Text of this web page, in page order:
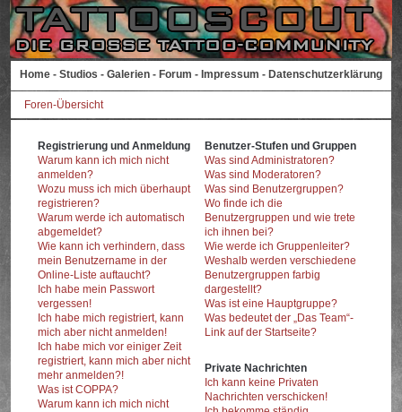
Home - Studios - Galerien - Forum - Impressum - Datenschutzerklärung
Foren-Übersicht
Registrierung und Anmeldung
Warum kann ich mich nicht
anmelden?
Wozu muss ich mich überhaupt
registrieren?
Warum werde ich automatisch
abgemeldet?
Wie kann ich verhindern, dass
mein Benutzername in der
Online-Liste auftaucht?
Ich habe mein Passwort
vergessen!
Ich habe mich registriert, kann
mich aber nicht anmelden!
Ich habe mich vor einiger Zeit
registriert, kann mich aber nicht
mehr anmelden?!
Was ist COPPA?
Warum kann ich mich nicht
Benutzer-Stufen und Gruppen
Was sind Administratoren?
Was sind Moderatoren?
Was sind Benutzergruppen?
Wo finde ich die
Benutzergruppen und wie trete
ich ihnen bei?
Wie werde ich Gruppenleiter?
Weshalb werden verschiedene
Benutzergruppen farbig
dargestellt?
Was ist eine Hauptgruppe?
Was bedeutet der „Das Team“-
Link auf der Startseite?
Private Nachrichten
Ich kann keine Privaten
Nachrichten verschicken!